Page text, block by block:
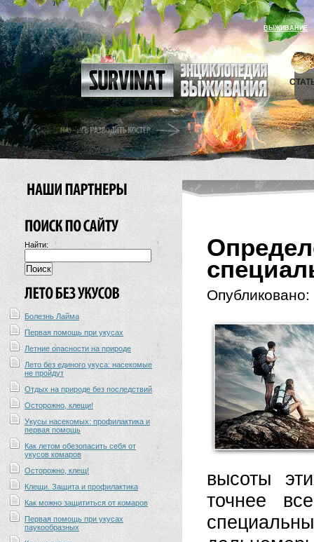
ВЫЖИВАНИЕ
Найти:
Болезнь Лайма
Первая помощь при укусах
Летние опасности на природе
Лето без единого укуса: насекомые
не пройдут
Отдых на природе без последствий
Осторожно, клещи!
Укусы насекомых: профилактика и
первая помощь
Как летом обезопасить себя от
укусов комаров
Осторожно, клещ!
Клещи. Защита и профилактика
Как можно защититься от комаров
Первая помощь при укусах
паукообразных
Опубликовано:
высоты
точнее